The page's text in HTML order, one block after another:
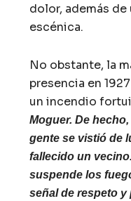
dolor, además
escénica.
No obstante, la
presencia en
un incendio
Moguer. De
gente se vistió de
fallecido un
suspende los
señal de respeto